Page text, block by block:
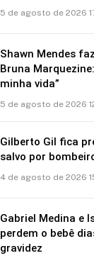
5 de agosto de 2026
Shawn Mendes
Bruna
minha vida”
5 de agosto de 2026
Gilberto Gil fica
salvo por
4 de agosto de 2026
Gabriel Medina e
perdem o bebê
gravidez